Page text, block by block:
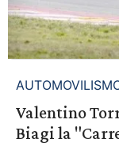
Valentino
Biagi la